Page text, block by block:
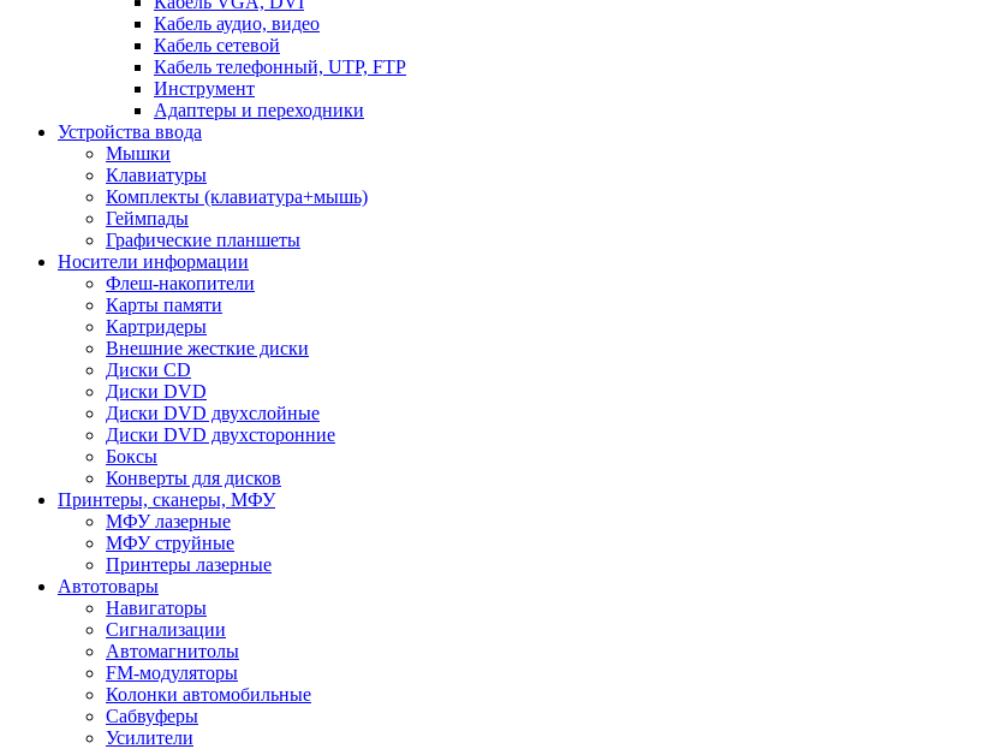
Кабель аудио, видео
Кабель сетевой
Кабель телефонный, UTP, FTP
Инструмент
Адаптеры и переходники
Устройства ввода
Мышки
Клавиатуры
Комплекты (клавиатура+мышь)
Геймпады
Графические планшеты
Носители информации
Флеш-накопители
Карты памяти
Картридеры
Внешние жесткие диски
Диски CD
Диски DVD
Диски DVD двухслойные
Диски DVD двухсторонние
Боксы
Конверты для дисков
Принтеры, сканеры, МФУ
МФУ лазерные
МФУ струйные
Принтеры лазерные
Автотовары
Навигаторы
Сигнализации
Автомагнитолы
FM-модуляторы
Колонки автомобильные
Сабвуферы
Усилители